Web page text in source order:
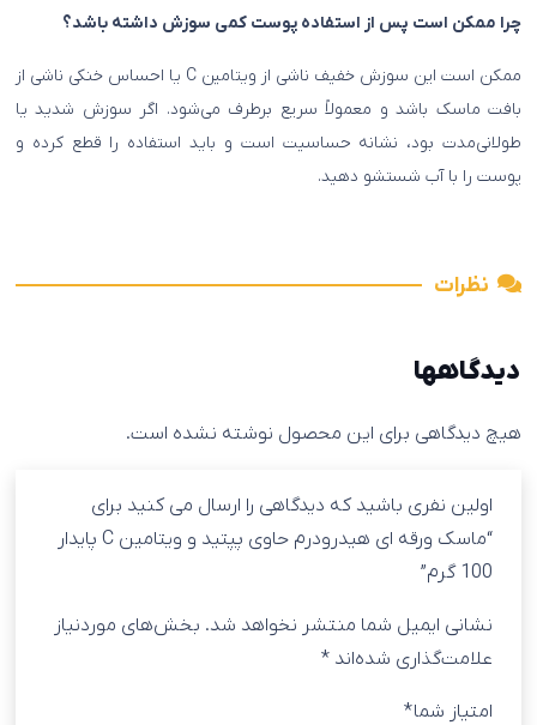
چرا ممکن است پس از استفاده پوست کمی سوزش داشته باشد؟
ممکن است این سوزش خفیف ناشی از ویتامین C یا احساس خنکی ناشی از
بافت ماسک باشد و معمولاً سریع برطرف می‌شود. اگر سوزش شدید یا
طولانی‌مدت بود، نشانه حساسیت است و باید استفاده را قطع کرده و
پوست را با آب شستشو دهید.
نظرات
دیدگاهها
هیچ دیدگاهی برای این محصول نوشته نشده است.
اولین نفری باشید که دیدگاهی را ارسال می کنید برای
“ماسک ورقه ای هیدرودرم حاوی پپتید و ویتامین C پایدار
100 گرم”
نشانی ایمیل شما منتشر نخواهد شد. بخش‌های موردنیاز
علامت‌گذاری شده‌اند *
امتیاز شما*